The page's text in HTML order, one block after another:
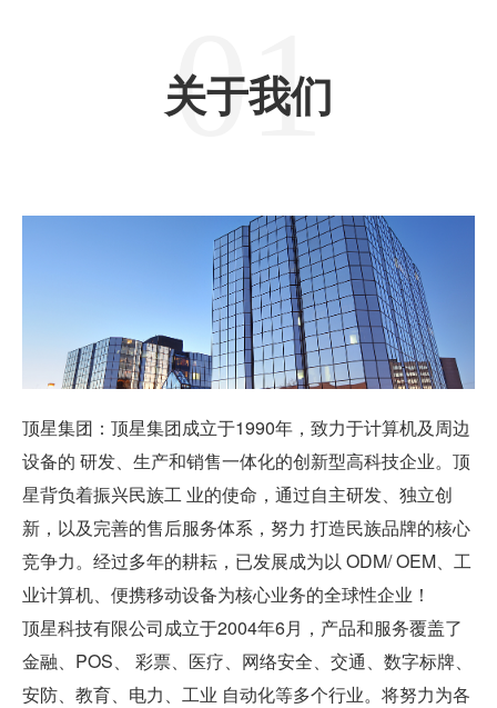
01
关于我们
顶星集团：顶星集团成立于1990年，致力于计算机及周边
设备的 研发、生产和销售一体化的创新型高科技企业。顶
星背负着振兴民族工 业的使命，通过自主研发、独立创
新，以及完善的售后服务体系，努力 打造民族品牌的核心
竞争力。经过多年的耕耘，已发展成为以 ODM/ OEM、工
业计算机、便携移动设备为核心业务的全球性企业！
顶星科技有限公司成立于2004年6月，产品和服务覆盖了
金融、POS、 彩票、医疗、网络安全、交通、数字标牌、
安防、教育、电力、工业 自动化等多个行业。将努力为各